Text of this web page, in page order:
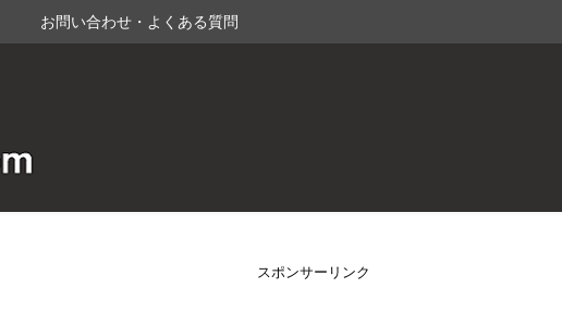
お問い合わせ・よくある質問
スポンサーリンク